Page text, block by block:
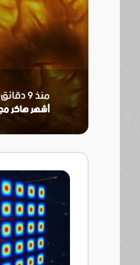
منذ 9 دقائق
نهاية
Fi..
بحجم
ميليمتر